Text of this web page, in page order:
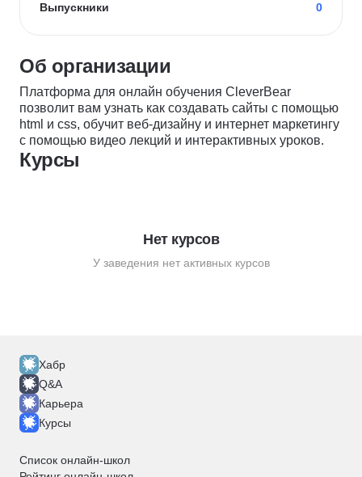
Выпускники
0
Об организации
Платформа для онлайн обучения CleverBear
позволит вам узнать как создавать сайты с помощью
html и css, обучит веб-дизайну и интернет маркетингу
с помощью видео лекций и интерактивных уроков.
Курсы
Нет курсов
У заведения нет активных курсов
Хабр
Q&A
Карьера
Курсы
Список онлайн-школ